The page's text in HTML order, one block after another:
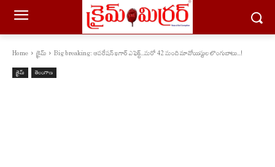
Home క్రైమ్ Big breaking: ఆప‌రేష‌న్ ఖ‌గార్ ఎఫెక్ట్‌...మ‌రో 42 మంది మావోయిస్టుల లొంగుబాటు...!
క్రైమ్ తెలంగాణ